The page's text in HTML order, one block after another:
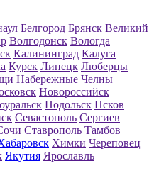
Белгород Брянск Великий
Волгодонск Вологда
Калининград Калуга
Курск Липецк Люберцы
Набережные Челны
Новороссийск
Подольск Псков
Севастополь Сергиев
Ставрополь Тамбов
Химки Череповец
Якутия Ярославль